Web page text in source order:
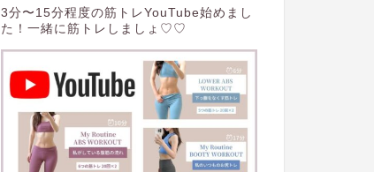
3分〜15分程度の筋トレYouTube始めまし
た！一緒に筋トレしましょ♡♡